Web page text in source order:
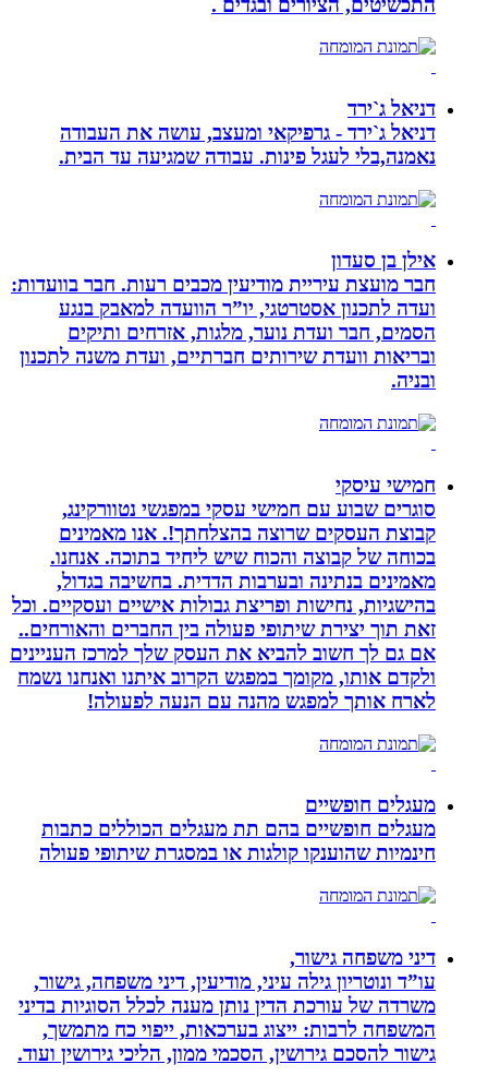
דניאל ג`ירד
דניאל ג`ירד - גרפיקאי ומעצב, עושה את העבודה
נאמנה,בלי לעגל פינות. עבודה שמגיעה עד הבית.
אילן בן סעדון
חבר מועצת עיריית מודיעין מכבים רעות. חבר בוועדות:
ועדה לתכנון אסטרטגי, יו”ר הוועדה למאבק בנגע
הסמים, חבר ועדת נוער, מלגות, אזרחים ותיקים
ובריאות וועדת שירותים חברתיים, ועדת משנה לתכנון
ובניה.
חמישי עיסקי
סוגרים שבוע עם חמישי עסקי במפגשי נטוורקינג,
קבוצת העסקים שרוצה בהצלחתך!. אנו מאמינים
בכוחה של קבוצה והכוח שיש ליחיד בתוכה. אנחנו.
מאמינים בנתינה ובערבות הדדית. בחשיבה בגדול,
בהישגיות, נחישות ופריצת גבולות אישיים ועסקיים. וכל
זאת תוך יצירת שיתופי פעולה בין החברים והאורחים..
אם גם לך חשוב להביא את העסק שלך למרכז העניינים
ולקדם אותו, מקומך במפגש הקרוב איתנו ואנחנו נשמח
לארח אותך למפגש מהנה עם הנעה לפעולה!
מעגלים חופשיים
מעגלים חופשיים בהם תת מעגלים הכוללים כתבות
חינמיות שהוענקו קולגות או במסגרת שיתופי פעולה
דיני משפחה גישור,
עו”ד ונוטריון גילה עיני, מודיעין, דיני משפחה, גישור,
משרדה של עורכת הדין נותן מענה לכלל הסוגיות בדיני
המשפחה לרבות: ייצוג בערכאות, ייפוי כח מתמשך,
גישור להסכם גירושין, הסכמי ממון, הליכי גירושין ועוד.